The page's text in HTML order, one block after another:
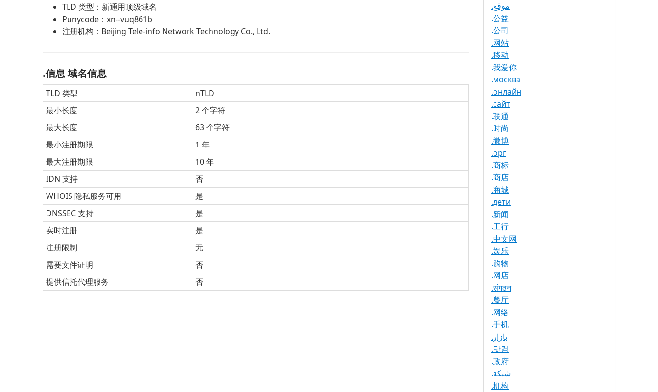
TLD 类型：新通用顶级域名
Punycode：xn--vuq861b
注册机构：Beijing Tele-info Network Technology Co., Ltd.
.信息 域名信息
TLD 类型
nTLD
最小长度
2 个字符
最大长度
63 个字符
最小注册期限
1 年
最大注册期限
10 年
IDN 支持
否
WHOIS 隐私服务可用
是
DNSSEC 支持
是
实时注册
是
注册限制
无
需要文件证明
否
提供信托代理服务
否
.موقع
.公益
.公司
.网站
.移动
.我爱你
.москва
.онлайн
.сайт
.联通
.时尚
.微博
.орг
.商标
.商店
.商城
.дети
.新闻
.工行
.中文网
.娱乐
.购物
.网店
.संगठन
.餐厅
.网络
.手机
.بازار
.닷컴
.政府
.شبكة
.机构